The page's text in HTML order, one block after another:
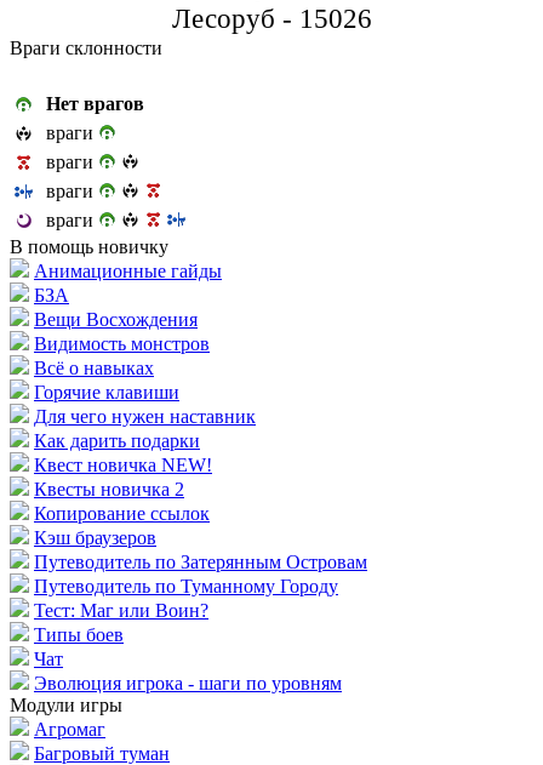
Лесоруб - 15026
Враги склонности
Нет врагов
враги
враги
враги
враги
В помощь новичку
Анимационные гайды
БЗА
Вещи Восхождения
Видимость монстров
Всё о навыках
Горячие клавиши
Для чего нужен наставник
Как дарить подарки
Квест новичка NEW!
Квесты новичка 2
Копирование ссылок
Кэш браузеров
Путеводитель по Затерянным Островам
Путеводитель по Туманному Городу
Тест: Маг или Воин?
Типы боев
Чат
Эволюция игрока - шаги по уровням
Модули игры
Агромаг
Багровый туман